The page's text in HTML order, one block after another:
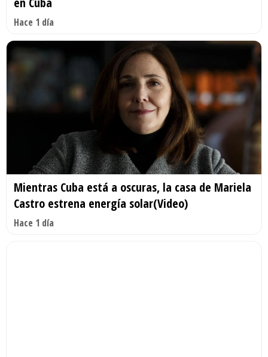
Hace 1 día
Mientras Cuba está a oscuras, la casa de Mariela
Castro estrena energía solar(Video)
Hace 1 día